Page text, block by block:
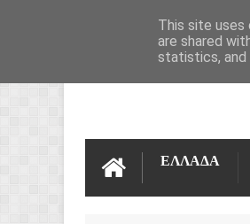
ΕΠΙΚΟΙΝΩΝΊΑ
ΕΛΛΑΔΑ
This site uses
are shared
statistics, and